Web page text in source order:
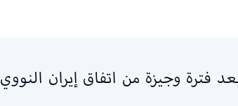
فترة وجيزة من اتفاق إيران النووي